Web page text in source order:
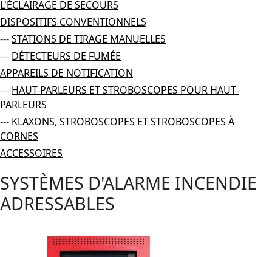
L'ÉCLAIRAGE DE SECOURS
DISPOSITIFS CONVENTIONNELS
---STATIONS DE TIRAGE MANUELLES
--- DÉTECTEURS DE FUMÉE
APPAREILS DE NOTIFICATION
--- HAUT-PARLEURS ET STROBOSCOPES POUR HAUT-
PARLEURS
--- KLAXONS, STROBOSCOPES ET STROBOSCOPES À
CORNES
ACCESSOIRES
SYSTÈMES D'ALARME INCENDIE
ADRESSABLES